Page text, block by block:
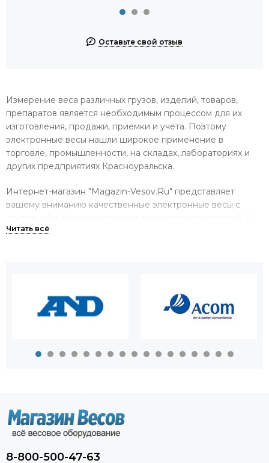
Оставьте свой отзыв
Измерение веса различных грузов, изделий, товаров,
препаратов является необходимым процессом для их
изготовления, продажи, приемки и учета. Поэтому
электронные весы нашли широкое применение в
торговле, промышленности, на складах, лабораториях и
других предприятиях Красноуральска.
Интернет-магазин "Magazin-Vesov.Ru" представляет
вашему вниманию качественные электронные весы с
нас вы можете купить весы на все случаи жизни,
Большой выбор весов в одном
магазине.
электронные самых различных видов. У нас вы найдете:
аналитические и лабораторные весы;
платформенные весы;
автомобильные весы.
8-800-500-47-63